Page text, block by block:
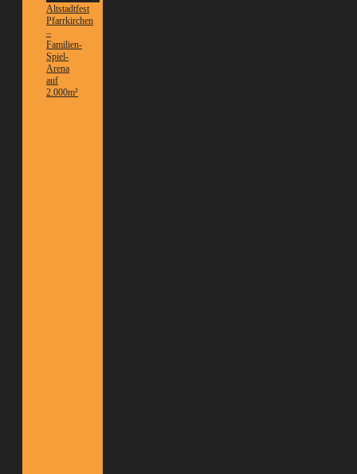
Altstadtfest
Pfarrkirchen
–
Familien-
Spiel-
Arena
auf
2.000m²